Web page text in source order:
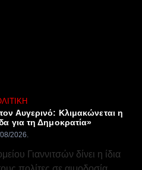
Αυγερινό: Κλιμακώνεται η
για τη Δημοκρατία»
2026